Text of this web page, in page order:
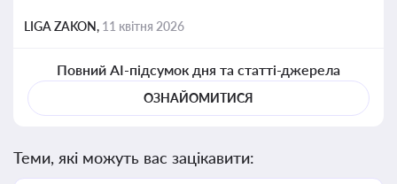
LIGA ZAKON, 11 квітня 2026
Повний AI-підсумок дня та статті-джерела
ОЗНАЙОМИТИСЯ
Теми, які можуть вас зацікавити: